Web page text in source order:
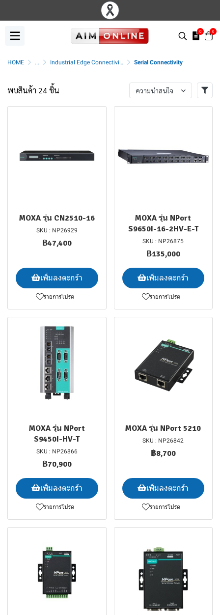
0 0
HOME ... Industrial Edge Connectivity Serial Connectivity
พบสินค้า 24 ชิ้น ความน่าสนใจ
MOXA รุ่น CN2510-16
SKU : NP26929
฿47,400
เพิ่มลงตะกร้า
รายการโปรด
MOXA รุ่น NPort
S9650I-16-2HV-E-T
SKU : NP26875
฿135,000
เพิ่มลงตะกร้า
รายการโปรด
MOXA รุ่น NPort
S9450I-HV-T
SKU : NP26866
฿70,900
เพิ่มลงตะกร้า
รายการโปรด
MOXA รุ่น NPort 5210
SKU : NP26842
฿8,700
เพิ่มลงตะกร้า
รายการโปรด